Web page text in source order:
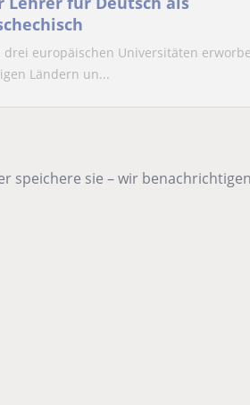
europäischen Universitäten
Ländern un...
speichere sie – wir